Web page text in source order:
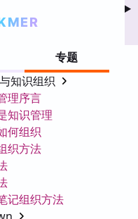
专题
知识组织
理序言
知识管理
何组织
织方法
记组织方法